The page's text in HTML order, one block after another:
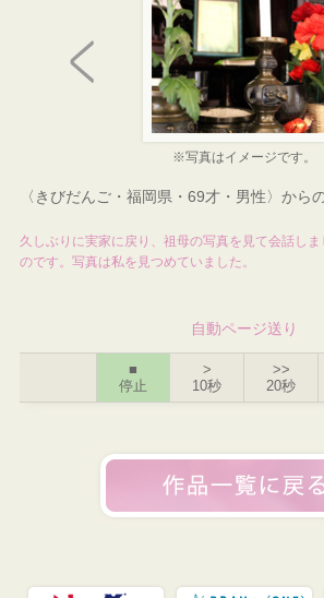
※写真はイメージです。
〈きびだんご・福岡県・69才・男性〉から
久しぶりに実家に戻り、祖母の写真を見て会話し
のです。写真は私を見つめていました。
自動ページ送り
■
停止
>
10秒
>>
20秒